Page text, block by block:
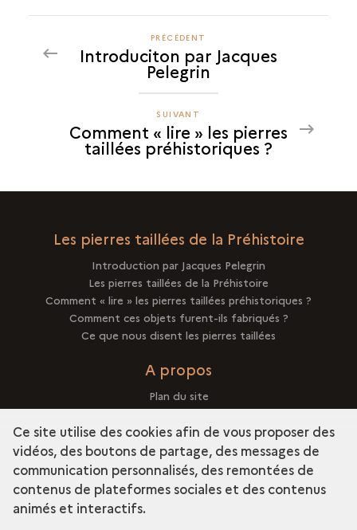
PRÉCÉDENT
COMMENT
«
LIRE
LES
PIERRES
PRÉHISTORIQUES
PRÉCÉDENT
Introduciton par Jacques
Pelegrin
SUIVANT
COMMENT
«
»
TAILLÉES
PRÉHISTORIQUES
?
SUIVANT
Comment « lire » les pierres
taillées préhistoriques ?
Les pierres taillées de la Préhistoire
Introduction par Jacques Pelegrin
Les pierres taillées de la Préhistoire
Comment « lire » les pierres taillées préhistoriques ?
Comment ces objets furent-ils fabriqués ?
Ce que nous disent les pierres taillées
A propos
Plan du site
Mentions légales
Découvrir la collection
Ce site utilise des cookies afin de vous proposer des
vidéos, des boutons de partage, des messages de
communication personnalisés, des remontées de
contenus de plateformes sociales et des contenus
animés et interactifs.